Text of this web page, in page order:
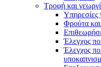
Τροφή και
Υπηρεσίες
Φρούτα και
Έλεγχος
Έλεγχος